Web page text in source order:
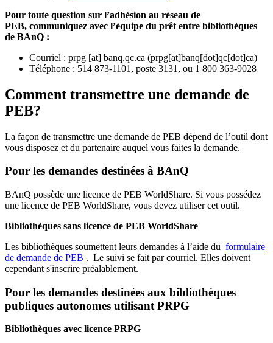
Pour toute question sur l’adhésion au réseau de
PEB, communiquez avec l’équipe du prêt entre bibliothèques
de BAnQ :
Courriel : prpg [at] banq.qc.ca (prpg[at]banq[dot]qc[dot]ca)
Téléphone : 514 873-1101, poste 3131, ou 1 800 363-9028
Comment transmettre une demande de
PEB?
La façon de transmettre une demande de PEB dépend de l’outil dont
vous disposez et du partenaire auquel vous faites la demande.
Pour les demandes destinées à BAnQ
BAnQ possède une licence de PEB WorldShare. Si vous possédez
une licence de PEB WorldShare, vous devez utiliser cet outil.
Bibliothèques sans licence de PEB WorldShare
Les bibliothèques soumettent leurs demandes à l’aide du formulaire
de demande de PEB . Le suivi se fait par courriel. Elles doivent
cependant s'inscrire préalablement.
Pour les demandes destinées aux bibliothèques
publiques autonomes utilisant PRPG
Bibliothèques avec licence PRPG